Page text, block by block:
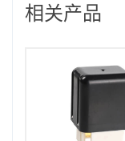
相关产品